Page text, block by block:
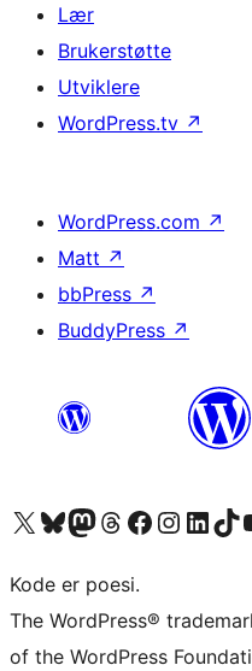
Lær
Brukerstøtte
Utviklere
WordPress.tv ↗
WordPress.com ↗
Matt ↗
bbPress ↗
BuddyPress ↗
Besøk vår konto på X Visit our Bluesky account
Besøk vår Mastodon-konto
Visit our Threads account
Besøk vår Facebook-sideBesøk vår Instagram-konto
Besøk vår LinkedIn-
Visit our
Kode er poesi.
The WordPress®
of the WordPress